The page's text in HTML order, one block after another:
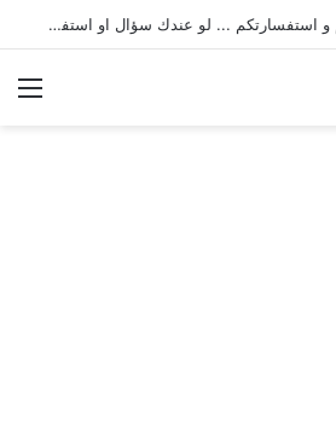
نتشرف بتلقي طلباتكم و استفسارتكم ... لو عندك سؤال او استفسار ماتدرددش فى طلب المساعدة